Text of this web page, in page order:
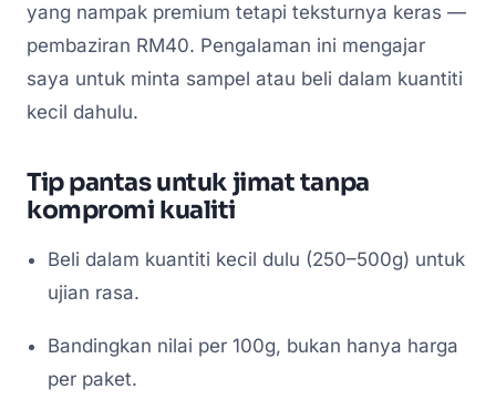
yang nampak premium tetapi teksturnya keras —
pembaziran RM40. Pengalaman ini mengajar
saya untuk minta sampel atau beli dalam kuantiti
kecil dahulu.
Tip pantas untuk jimat tanpa
kompromi kualiti
Beli dalam kuantiti kecil dulu (250–500g) untuk
ujian rasa.
Bandingkan nilai per 100g, bukan hanya harga
per paket.